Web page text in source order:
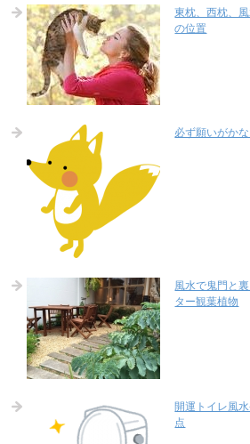
東枕、西枕、
の位置
必ず願いがか
風水で鬼門と
ター観葉植物
開運トイレ風
点